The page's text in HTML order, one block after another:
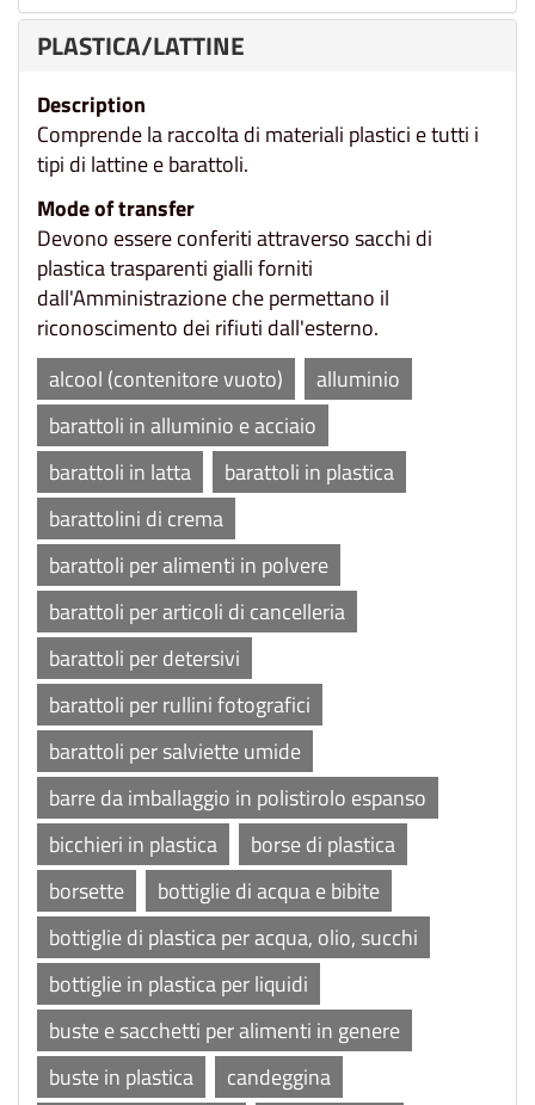
PLASTICA/LATTINE
Description
Comprende la raccolta di materiali plastici e tutti i
tipi di lattine e barattoli.
Mode of transfer
Devono essere conferiti attraverso sacchi di
plastica trasparenti gialli forniti
dall'Amministrazione che permettano il
riconoscimento dei rifiuti dall'esterno.
alcool (contenitore vuoto)
alluminio
barattoli in alluminio e acciaio
barattoli in latta
barattoli in plastica
barattolini di crema
barattoli per alimenti in polvere
barattoli per articoli di cancelleria
barattoli per detersivi
barattoli per rullini fotografici
barattoli per salviette umide
barre da imballaggio in polistirolo espanso
bicchieri in plastica
borse di plastica
borsette
bottiglie di acqua e bibite
bottiglie di plastica per acqua, olio, succhi
bottiglie in plastica per liquidi
buste e sacchetti per alimenti in genere
buste in plastica
candeggina